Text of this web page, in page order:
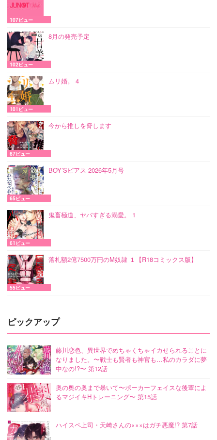
107ビュー
8月の発売予定
102ビュー
ムリ婚。 4
101ビュー
今から推しを脅します
67ビュー
BOY’Sピアス 2026年5月号
65ビュー
鬼畜極道、ヤバすぎる溺愛。 1
61ビュー
落札額2億7500万円のM奴隷 １【R18コミックス版】
55ビュー
ピックアップ
藤川恋色、異世界でめちゃくちゃイカせられることに
なりました。〜戦士も賢者も神官も…私のカラダに夢
中なの!?〜 第12話
奥の奥の奥まで暴いて〜ポーカーフェイスな後輩によ
るマジイキHトレーニング〜 第15話
ハイスペ上司・天崎さんの×××はガチ悪魔!? 第7話